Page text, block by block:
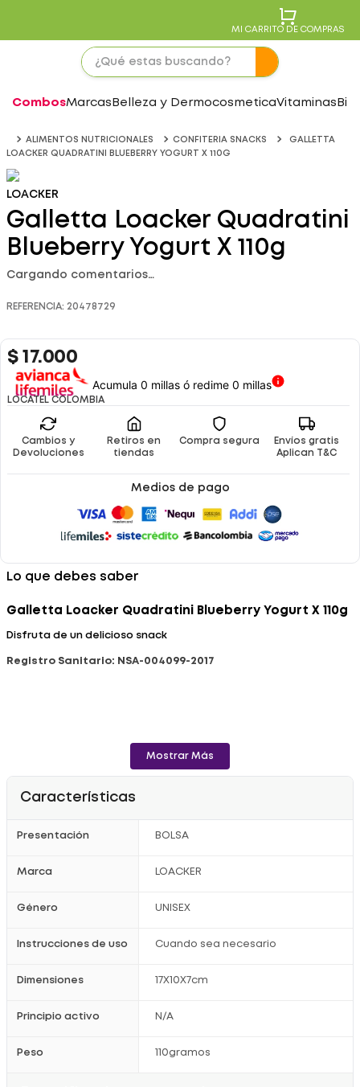
MI CARRITO DE COMPRAS
CombosMarcas Belleza y DermocosmeticaVitaminas
ALIMENTOS NUTRICIONALES CONFITERIA SNACKS
GALLETTA
LOACKER QUADRATINI BLUEBERRY YOGURT X 110G
LOACKER
Galletta Loacker Quadratini
Blueberry Yogurt X 110g
Cargando comentarios…
REFERENCIA: 20478729
$ 17.000
Acumula 0 millas ó redime 0 millas
LOCATEL COLOMBIA
Cambios y
Devoluciones
Retiros en
tiendas
Compra segura
Envíos gratis
Aplican T&C
Medios de pago
Lo que debes saber
Galletta Loacker Quadratini Blueberry Yogurt X 110g
Disfruta de un delicioso snack
Registro Sanitario: NSA-004099-2017
Mostrar Más
Características
Presentación BOLSA
Marca LOACKER
Género UNISEX
Instrucciones de uso Cuando sea necesario
Dimensiones 17X10X7cm
Principio activo N/A
Peso 110gramos